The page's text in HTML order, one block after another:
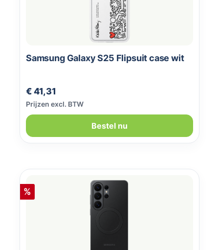
Samsung Galaxy S25 Flipsuit case wit
Normale prijs:
€ 41,31
Prijzen excl. BTW
Bestel nu
Korting
%